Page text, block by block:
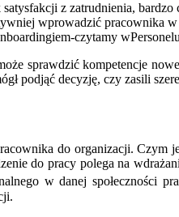
z zatrudnienia, bardzo
wprowadzić pracownika
czytamy
sprawdzić kompetencje
podjąć decyzję, czy zasili
do organizacji. Czym
do pracy polega na
w danej społeczności